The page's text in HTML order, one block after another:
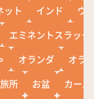
ット インド
ウ
エミネントスラック
オランダ
オラ
所 お盆
カー